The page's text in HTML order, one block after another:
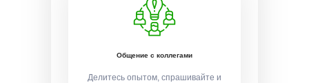
Общение с коллегами
Делитесь опытом, спрашивайте и